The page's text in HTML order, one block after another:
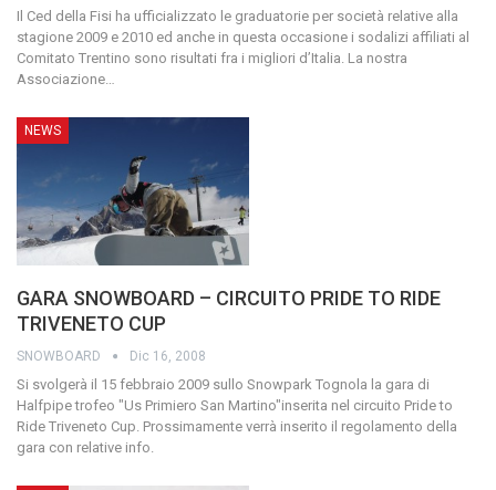
Il Ced della Fisi ha ufficializzato le graduatorie per società relative alla
stagione 2009 e 2010 ed anche in questa occasione i sodalizi affiliati al
Comitato Trentino sono risultati fra i migliori d’Italia. La nostra
Associazione
NEWS
GARA SNOWBOARD – CIRCUITO PRIDE TO RIDE
TRIVENETO CUP
SNOWBOARD Dic 16, 2008
Si svolgerà il 15 febbraio 2009 sullo Snowpark Tognola la gara di
Halfpipe trofeo "Us Primiero San Martino"inserita nel circuito Pride to
Ride Triveneto Cup. Prossimamente verrà inserito il regolamento della
gara con relative info.